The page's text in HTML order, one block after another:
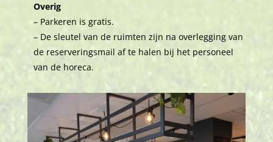
Overig
– Parkeren is gratis.
– De sleutel van de ruimten zijn na overlegging van
de reserveringsmail af te halen bij het personeel
van de horeca.